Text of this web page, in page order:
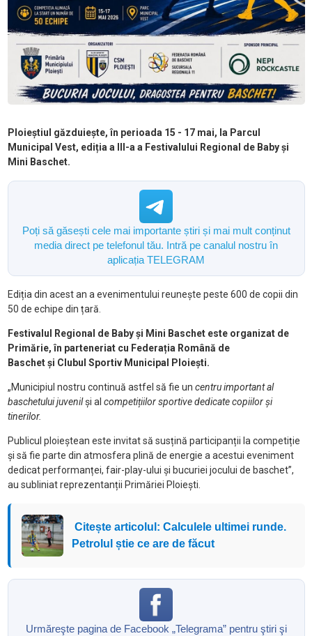
Ploieștiul găzduiește, în perioada 15 - 17 mai, la Parcul
Municipal Vest, ediția a III-a a Festivalului Regional de Baby și
Mini Baschet.
Poți să găsești cele mai importante știri și mai mult conținut
media direct pe telefonul tău. Intră pe canalul nostru în
aplicația TELEGRAM
Ediția din acest an a evenimentului reunește peste 600 de copii din
50 de echipe din țară.
Festivalul Regional de Baby și Mini Baschet este organizat de
Primărie, în parteneriat cu Federația Română de
Baschet și Clubul Sportiv Municipal Ploiești.
„Municipiul nostru continuă astfel să fie un centru important al
baschetului juvenilși al competițiilor sportive dedicate copiilor și
tinerilor.
Publicul ploieștean este invitat să susțină participanții la competiție
și să fie parte din atmosfera plină de energie a acestui eveniment
dedicat performanței, fair-play-ului și bucuriei jocului de baschet”,
au subliniat reprezentanții Primăriei Ploiești.
Citește articolul: Calculele ultimei runde.
Petrolul știe ce are de făcut
Urmăreşte pagina de Facebook „Telegrama” pentru ştiri şi